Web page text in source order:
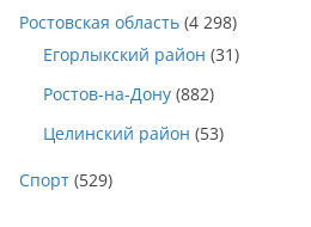
Ростовская область (4 298)
Егорлыкский район (31)
Ростов-на-Дону (882)
Целинский район (53)
Спорт (529)